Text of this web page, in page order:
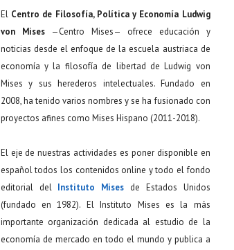
El Centro de Filosofía, Política y Economía Ludwig
von Mises—Centro Mises— ofrece educación y
noticias desde el enfoque de la escuela austriaca de
economía y la filosofía de libertad de Ludwig von
Mises y sus herederos intelectuales. Fundado en
2008, ha tenido varios nombres y se ha fusionado con
proyectos afines como Mises Hispano (2011-2018).
El eje de nuestras actividades es poner disponible en
español todos los contenidos online y todo el fondo
editorial del Instituto Mises de Estados Unidos
(fundado en 1982). El Instituto Mises es la más
importante organización dedicada al estudio de la
economía de mercado en todo el mundo y publica a